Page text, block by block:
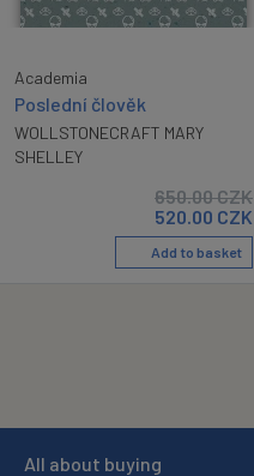
Academia
Poslední člověk
WOLLSTONECRAFT MARY
SHELLEY
650.00CZK
520.00 CZK
Add to basket
All about buying